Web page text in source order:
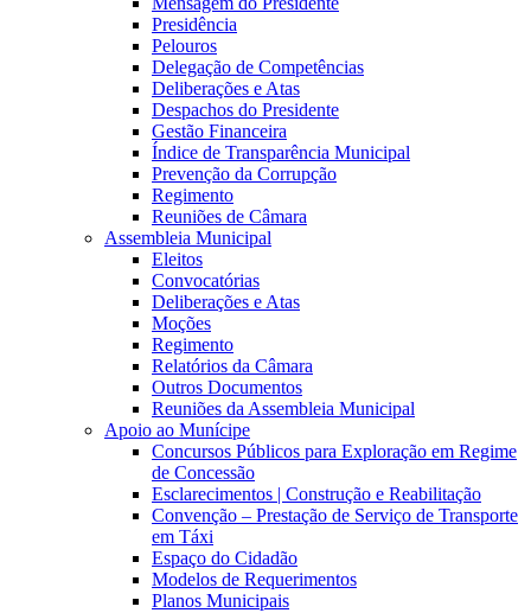
Presidência
Pelouros
Delegação de Competências
Deliberações e Atas
Despachos do Presidente
Gestão Financeira
Índice de Transparência Municipal
Prevenção da Corrupção
Regimento
Reuniões de Câmara
Assembleia Municipal
Eleitos
Convocatórias
Deliberações e Atas
Moções
Regimento
Relatórios da Câmara
Outros Documentos
Reuniões da Assembleia Municipal
Apoio ao Munícipe
Concursos Públicos para Exploração em Regime
de Concessão
Esclarecimentos | Construção e Reabilitação
Convenção – Prestação de Serviço de Transporte
em Táxi
Espaço do Cidadão
Modelos de Requerimentos
Planos Municipais